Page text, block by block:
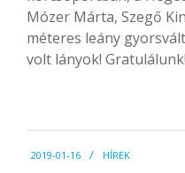
Mózer Márta, Szegő
méteres leány
volt lányok! Gratulálunk!
01-
2019-01-16 HÍREK